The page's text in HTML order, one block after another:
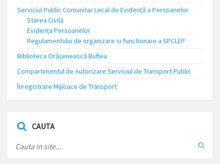
Serviciul Public Comunitar Local de Evidență a Persoanelor
Starea Civilă
Evidența Persoanelor
Regulamentului de organizare si functionare a SPCLEP
Biblioteca Orășenească Buftea
Compartimentul de Autorizare Serviciul de Transport Public
Înregistrare Mijloace de Transport
CAUTA